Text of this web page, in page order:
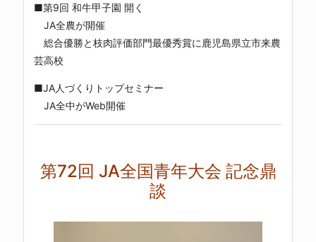
■第9回 和牛甲子園 開く
JA全農が開催
総合優勝と枝肉評価部門最優秀賞に鹿児島県立市来農
芸高校
■JA人づくりトップセミナー
JA全中がWeb開催
第72回 JA全国青年大会 記念鼎
談